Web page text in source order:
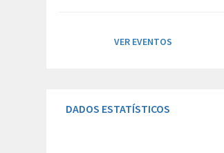
VER EVENTOS
DADOS ESTATÍSTICOS